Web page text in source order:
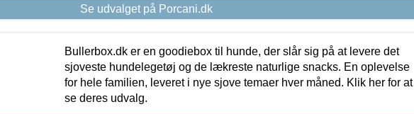
Se udvalget på Porcani.dk
Bullerbox.dk er en goodiebox til hunde, der slår sig på at levere det
sjoveste hundelegetøj og de lækreste naturlige snacks. En oplevelse
for hele familien, leveret i nye sjove temaer hver måned. Klik her for at
se deres udvalg.